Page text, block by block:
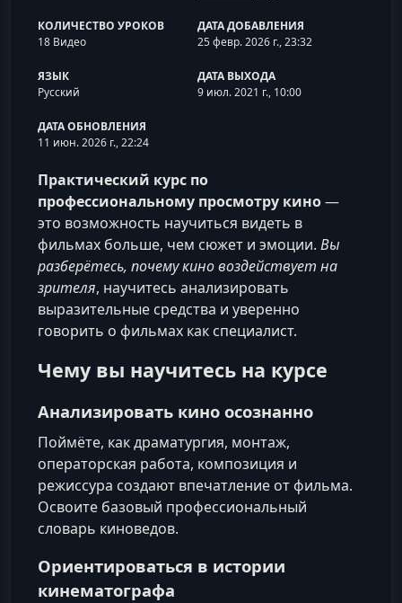
КОЛИЧЕСТВО УРОКОВ
18 Видео
ДАТА ДОБАВЛЕНИЯ
25 февр. 2026 г., 23:32
ЯЗЫК
Русский
ДАТА ВЫХОДА
9 июл. 2021 г., 10:00
ДАТА ОБНОВЛЕНИЯ
11 июн. 2026 г., 22:24
Практический курс по
профессиональному просмотру кино—
это возможность научиться видеть в
фильмах больше, чем сюжет и эмоции. Вы
разберётесь, почему кино воздействует на
зрителя, научитесь анализировать
выразительные средства и уверенно
говорить о фильмах как специалист.
Чему вы научитесь на курсе
Анализировать кино осознанно
Поймёте, как драматургия, монтаж,
операторская работа, композиция и
режиссура создают впечатление от фильма.
Освоите базовый профессиональный
словарь киноведов.
Ориентироваться в истории
кинематографа